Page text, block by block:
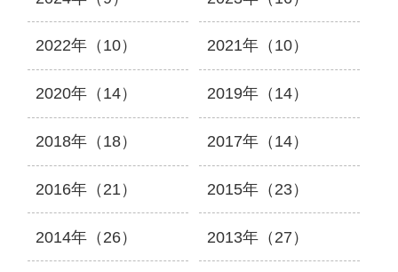
2022年（10） 2021年（10）
2020年（14） 2019年（14）
2018年（18） 2017年（14）
2016年（21） 2015年（23）
2014年（26） 2013年（27）